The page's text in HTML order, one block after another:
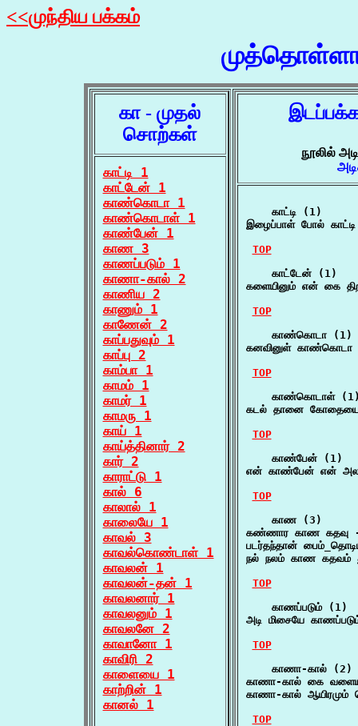
<<முந்திய பக்கம்
கா - முதல்
சொற்கள்
காட்டி 1
காட்டேன் 1
காண்கொடா 1
காண்கொடாள் 1
காண்பேன் 1
காண 3
காணப்படும் 1
காணா-கால் 2
காணிய 2
காணும் 1
காணேன் 2
காப்பதுவும் 1
காப்பு 2
காம்பா 1
காமம் 1
காமர் 1
காமரு 1
காய் 1
காய்த்தினார் 2
கார் 2
காராட்டு 1
கால் 6
காலால் 1
காலையே 1
காவல் 3
காவல்கொண்டாள் 1
காவலன் 1
காவலன்-தன் 1
காவலனார் 1
காவலனும் 1
காவலனே 2
காவானோ 1
காவிரி 2
காளையை 1
காற்றின் 1
கானல் 1
நூலில்
    காட்டி (1)
இழைப்பாள் போல்
TOP
    காட்டேன் (1)
களையினும் என் கை
TOP
    காண்கொடா (1)
கனவினுள்
TOP
காண்கொடாள்
கடல் தானை
TOP
    காண்பேன் (1)
என் காண்பேன் என்
TOP
    காண (3)
கண்ணார காண கதவு
படர்தந்தான்
நல் நலம் காண கதவம்
TOP
    காணப்படும் (1)
அடி மிசையே
TOP
    காணா-கால் (2)
காணா-கால் கை
காணா-கால்
TOP